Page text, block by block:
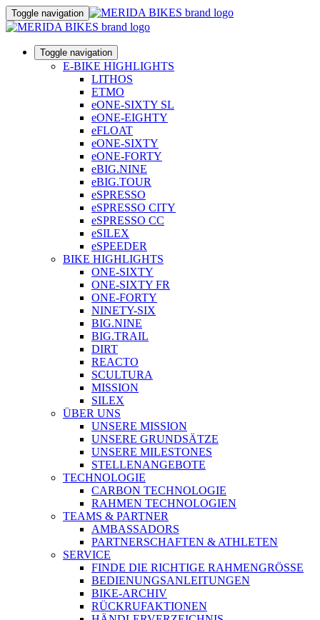
Toggle navigation
Toggle navigation
E-BIKE HIGHLIGHTS
LITHOS
ETMO
eONE-SIXTY SL
eONE-EIGHTY
eFLOAT
eONE-SIXTY
eONE-FORTY
eBIG.NINE
eBIG.TOUR
eSPRESSO
eSPRESSO CITY
eSPRESSO CC
eSILEX
eSPEEDER
BIKE HIGHLIGHTS
ONE-SIXTY
ONE-SIXTY FR
ONE-FORTY
NINETY-SIX
BIG.NINE
BIG.TRAIL
DIRT
REACTO
SCULTURA
MISSION
SILEX
ÜBER UNS
UNSERE MISSION
UNSERE GRUNDSÄTZE
UNSERE MILESTONES
STELLENANGEBOTE
TECHNOLOGIE
CARBON TECHNOLOGIE
RAHMEN TECHNOLOGIEN
TEAMS & PARTNER
AMBASSADORS
PARTNERSCHAFTEN & ATHLETEN
SERVICE
FINDE DIE RICHTIGE RAHMENGRÖSSE
BEDIENUNGSANLEITUNGEN
BIKE-ARCHIV
RÜCKRUFAKTIONEN